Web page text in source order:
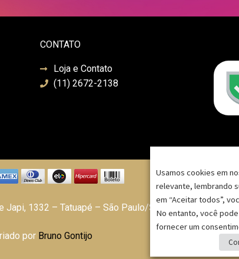
CONTATO
Loja e Contato
(11) 2672-2138
1332 – Tatuapé – São Paulo/SP – CNPJ:
por Bruno Gontijo
Usamos cookies em
relevante, lembrando
em “Aceitar todos”,
No entanto, você
fornecer um